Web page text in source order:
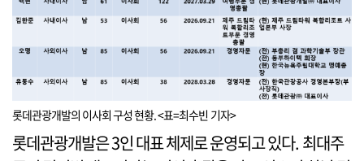
롯데관광개발의 이사회 구성 현황. <표=최수빈 기자>
롯데관광개발은 3인 대표 체제로 운영되고 있다. 최대주